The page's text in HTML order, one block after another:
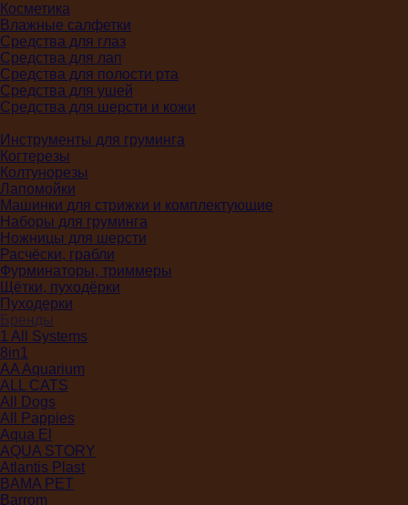
Косметика
Влажные салфетки
Средства для глаз
Средства для лап
Средства для полости рта
Средства для ушей
Средства для шерсти и кожи
Инструменты для груминга
Когтерезы
Колтунорезы
Лапомойки
Машинки для стрижки и комплектующие
Наборы для груминга
Ножницы для шерсти
Расчёски, грабли
Фурминаторы, триммеры
Щётки, пуходёрки
Пуходерки
Бренды
1 All Systems
8in1
AA Aquarium
ALL CATS
All Dogs
All Pappies
Aqua El
AQUA STORY
Atlantis Plast
BAMA PET
Barrom